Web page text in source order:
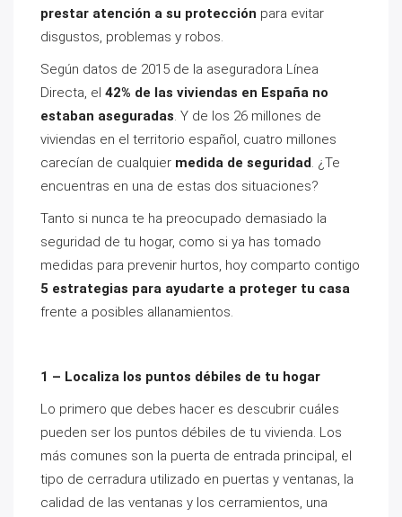
prestar atención a su protección para evitar
disgustos, problemas y robos.
Según datos de 2015 de la aseguradora Línea
Directa, el 42% de las viviendas en España no
estaban aseguradas. Y de los 26 millones de
viviendas en el territorio español, cuatro millones
carecían de cualquier medida de seguridad. ¿Te
encuentras en una de estas dos situaciones?
Tanto si nunca te ha preocupado demasiado la
seguridad de tu hogar, como si ya has tomado
medidas para prevenir hurtos, hoy comparto contigo
5 estrategias para ayudarte a proteger tu casa
frente a posibles allanamientos.
1 – Localiza los puntos débiles de tu hogar
Lo primero que debes hacer es descubrir cuáles
pueden ser los puntos débiles de tu vivienda. Los
más comunes son la puerta de entrada principal, el
tipo de cerradura utilizado en puertas y ventanas, la
calidad de las ventanas y los cerramientos, una